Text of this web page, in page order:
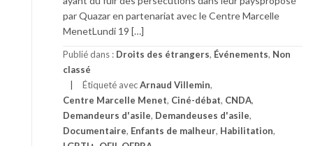
par Quazar en partenariat avec le Centre Marcelle
MenetLundi 19 […]
Publié dans : Droits des étrangers, Événements, Non
classé
Étiqueté avecArnaud Villemin,
Centre Marcelle Menet, Ciné-débat, CNDA,
Demandeurs d'asile, Demandeuses d'asile,
Documentaire, Enfants de malheur, Habilitation,